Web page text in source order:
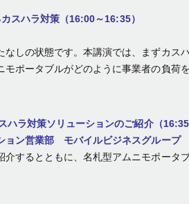
スハラ対策（16:00～16:35）
しの状態です。本講演では、まずカス
ポータブルがどのように事業者の負荷
ラ対策ソリューションのご紹介（16:35
ョン営業部 モバイルビジネスグルー
するとともに、名札型アムニモポータ